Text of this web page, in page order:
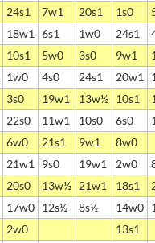
24s1 7w1 20s1 1s0
18w1 6s1 1w0 24s1
10s1 5w0 3s0 9w1
1w0 4s0 24s1 20w1
3s0 19w1 13w½ 10s1
22s0 11w1 10s0 6s0
6w0 21s1 9w1
8w0
21w1 9s0 19w1 2w0
20s0 13w½ 21w1 18s1
17w0 12s½ 8s½ 14w0
2w0
13s1